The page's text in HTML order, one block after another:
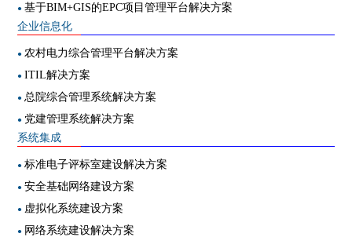
●基于BIM+GIS的EPC项目管理平台解决方案
企业信息化
● 农村电力综合管理平台解决方案
● ITIL解决方案
● 总院综合管理系统解决方案
● 党建管理系统解决方案
系统集成
●标准电子评标室建设解决方案
●安全基础网络建设方案
● 虚拟化系统建设方案
● 网络系统建设解决方案